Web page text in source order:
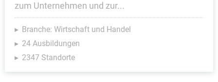
zum Unternehmen und zur...
Branche: Wirtschaft und Handel
24 Ausbildungen
2347 Standorte